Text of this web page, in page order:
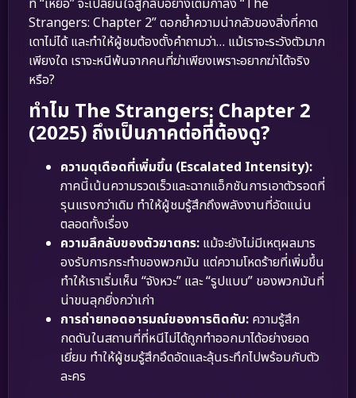
Strangers: Chapter 2” ตอกย้ำความน่ากลัวของสิ่งที่คาด
เดาไม่ได้ และทำให้ผู้ชมต้องตั้งคำถามว่า… แม้เราจะระวังตัวมาก
เพียงใด เราจะหนีพ้นจากคนที่ฆ่าเพียงเพราะอยากฆ่าได้จริง
หรือ?
ทำไม The Strangers: Chapter 2
(2025) ถึงเป็นภาคต่อที่ต้องดู?
ความดุเดือดที่เพิ่มขึ้น (Escalated Intensity):
ภาคนี้เน้นความรวดเร็วและฉากแอ็กชันการเอาตัวรอดที่
รุนแรงกว่าเดิม ทำให้ผู้ชมรู้สึกถึงพลังงานที่อัดแน่น
ตลอดทั้งเรื่อง
ความลึกลับของตัวฆาตกร: แม้จะยังไม่มีเหตุผลมาร
องรับการกระทำของพวกมัน แต่ความโหดร้ายที่เพิ่มขึ้น
ทำให้เราเริ่มเห็น “จังหวะ” และ “รูปแบบ” ของพวกมันที่
น่าขนลุกยิ่งกว่าเก่า
การถ่ายทอดอารมณ์ของการติดกับ: ความรู้สึก
กดดันในสถานที่ที่หนีไม่ได้ถูกทำออกมาได้อย่างยอด
เยี่ยม ทำให้ผู้ชมรู้สึกอึดอัดและลุ้นระทึกไปพร้อมกับตัว
ละคร